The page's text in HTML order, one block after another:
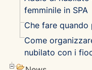
femminile in SPA
Che fare quando
Come
nubilato con i